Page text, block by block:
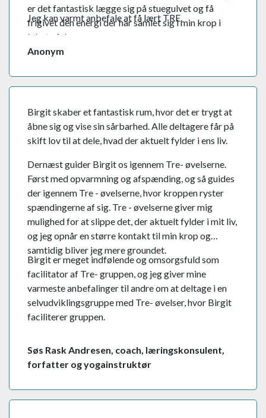
er det fantastisk lægge sig på stuegulvet og få
frigivet den energi der har samlet sig i min krop i
løbet af dagen.
Jeg kan varmt anbefale at få lært TRE.
Anonym
Birgit skaber et fantastisk rum, hvor det er trygt at
åbne sig og vise sin sårbarhed. Alle deltagere får på
skift lov til at dele, hvad der aktuelt fylder i ens liv.
Dernæst guider Birgit os igennem Tre- øvelserne.
Først med opvarmning og afspænding, og så guides
der igennem Tre - øvelserne, hvor kroppen ryster
spændingerne af sig. Tre - øvelserne giver mig
mulighed for at slippe det, der aktuelt fylder i mit liv,
og jeg opnår en større kontakt til min krop og
samtidig bliver jeg mere groundet.
Birgit er meget indfølende og omsorgsfuld som
facilitator af Tre- gruppen, og jeg giver mine
varmeste anbefalinger til andre om at deltage i en
selvudviklingsgruppe med Tre- øvelser, hvor Birgit
faciliterer gruppen.
Søs Rask Andresen, coach, læringskonsulent,
forfatter og yogainstruktør